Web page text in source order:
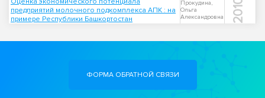
предприятий молочного подкомплекса АПК : на
примере Республики Башкортостан
Прокудина,
Ольга
Александровна
2010
ФОРМА ОБРАТНОЙ СВЯЗИ